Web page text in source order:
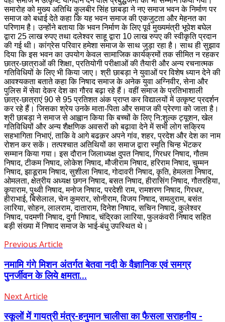
समारोह को मुख्य अतिथि कुलबीर सिंह छाबड़ा ने नए समाज भवन के निर्माण पर
समाज को बधाई देते कहा कि यह भवन समाज की एकजुटता और मेहनत का
परिणाम है। उन्होंने बताया कि भवन निर्माण के लिए पूर्व मुख्यमंत्री भूपेश बघेल
द्वारा 25 लाख रुपए तथा दलेश्वर साहू द्वारा 10 लाख रुपए की स्वीकृति प्रदान
की गई थी। कांग्रेस परिवार हमेशा समाज के साथ जुड़ा रहा है। साथ ही सुझाव
दिया कि इस भवन का उपयोग केवल सामाजिक कार्यक्रमों तक सीमित न रहकर
छात्र-छात्राओं की शिक्षा, प्रतियोगी परीक्षाओं की तैयारी और अन्य रचनात्मक
गतिविधियों के लिए भी किया जाए। श्री छाबड़ा ने युवाओं पर विशेष ध्यान देने की
आवश्यकता बताते कहा कि निषाद समाज के अनेक युवा अग्निवीर, सेना और
पुलिस में सेवा देकर देश का गौरव बढ़ा रहे हैं। वहीं समाज के प्रतिभाशाली
छात्र-छात्राएं 90 से 95 प्रतिशत अंक प्राप्त कर विद्यालयों में उत्कृष्ट प्रदर्शन
कर रहे हैं। जिसका श्रेय उनके माता-पिता और समाज की प्रेरणा को जाता है।
श्री छाबड़ा ने समाज से आह्वान किया कि बच्चों के लिए नि:शुल्क ट्यूशन, खेल
गतिविधियों और अन्य शैक्षणिक अवसरों को बढ़ावा देने में सभी लोग सक्रिय
सहभागिता निभाएं, ताकि वे आगे बढक़र अपने गांव, शहर, प्रदेश और देश का नाम
रोशन कर सकें। तत्पश्चात अतिथियों का समाज द्वारा स्मृति चिन्ह भेंटकर
सम्मान किया गया। इस दौरान जिलाध्यक्ष दुपत निषाद, गिरधर निषाद, गौतम
निषाद, टीकम निषाद, लोकेश निषाद, मौजीराम निषाद, हरिराम निषाद, चुम्मन
निषाद, झाडूराम निषाद, सुशीला निषाद, गोदावरी निषाद, कृति, हेमलता निषाद,
ओमलता, क्षेत्रीय अध्यक्ष छगन निषाद, बसत निषाद, हीरासिंग निषाद, गौतरहिया,
कृपाराम, पुथ्वी निषाद, मनोज निषाद, परदेशी राम, रामशरण निषाद, गिरधर,
हीराभाई, बिसेलाल, चेन कुमरार, सोनीराम, विजय निषाद, समलुराम, बसंत
लारिया, सोहन, लालराम, दाताराम, दिनेश निषाद, सचिन निषाद, कुलेश्वर
निषाद, पदमणी निषाद, दुर्गा निषाद, चंद्रिका लारिया, फुलकंवरी निषाद सहित
बड़ी संख्या में निषाद समाज के भाई-बंधु उपस्थित थे।
Previous Article
नमामि गंगे मिशन अंतर्गत बेतवा नदी के वैज्ञानिक एवं समग्र
पुनर्जीवन के लिये क्षमता...
Next Article
स्कूलों में गायत्री मंत्र-हनुमान चालीसा का फैसला सराहनीय -